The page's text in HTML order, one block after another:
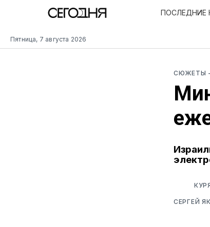
Пятница, 7 августа 2026
ПОСЛЕДНИЕ
СЮЖЕТЫ
СЕРГЕЙ